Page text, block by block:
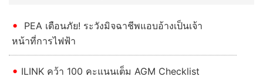
PEA เตือนภัย! ระวังมิจฉาชีพแอบอ้างเป็นเจ้า
หน้าที่การไฟฟ้า
ILINK คว้า 100 คะแนนเต็ม AGM Checklist